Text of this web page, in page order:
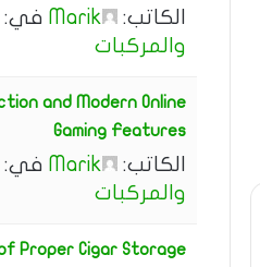
الكاتب: Marik في:
والمركبات
and Modern Online
Gaming Features
الكاتب: Marik في:
والمركبات
Proper Cigar Storage